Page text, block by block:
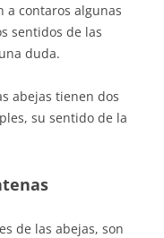
a contaros algunas
sentidos de las
duda.
abejas tienen dos
su sentido de la
de las abejas, son